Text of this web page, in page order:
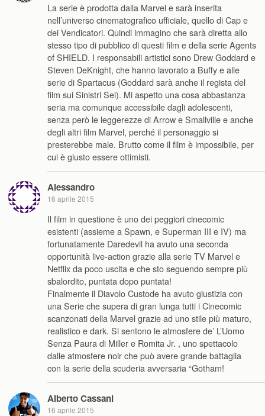
La serie è prodotta dalla Marvel e sarà inserita
nell’universo cinematografico ufficiale, quello di Cap e
dei Vendicatori. Quindi immagino che sarà diretta allo
stesso tipo di pubblico di questi film e della serie Agents
of SHIELD. I responsabili artistici sono Drew Goddard e
Steven DeKnight, che hanno lavorato a Buffy e alle
serie di Spartacus (Goddard sarà anche il regista del
film sui Sinistri Sei). Mi aspetto una cosa abbastanza
seria ma comunque accessibile dagli adolescenti,
senza però le leggerezze di Arrow e Smallville e anche
degli altri film Marvel, perché il personaggio si
presterebbe male. Brutto come il film è impossibile, per
cui è giusto essere ottimisti.
Alessandro
16 aprile 2015
Il film in questione è uno dei peggiori cinecomic
esistenti (assieme a Spawn, e Superman III e IV) ma
fortunatamente Daredevil ha avuto una seconda
opportunità live-action grazie alla serie TV Marvel e
Netflix da poco uscita e che sto seguendo sempre più
sbalordito, puntata dopo puntata!
Finalmente il Diavolo Custode ha avuto giustizia con
una Serie che supera di gran lunga tutti i Cinecomic
scanzonati della Marvel grazie ad uno stile più maturo,
realistico e dark. Si sentono le atmosfere de’ L’Uomo
Senza Paura di Miller e Romita Jr. , uno spettacolo
dalle atmosfere noir che può avere grande battaglia
con la serie della scuderia avversaria “Gotham!
Alberto Cassani
16 aprile 2015